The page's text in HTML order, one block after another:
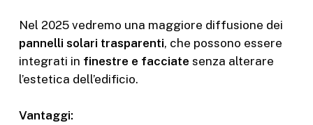
Nel 2025 vedremo una maggiore diffusione dei
pannelli solari trasparenti, che possono essere
integrati in finestre e facciate senza alterare
l’estetica dell’edificio.
Vantaggi: